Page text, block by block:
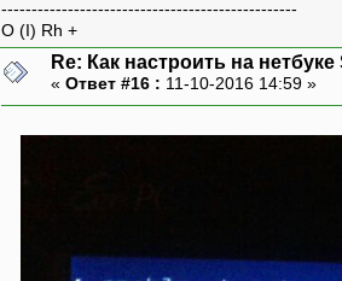
-------------------------------------------------
O (I) Rh +
Re: Как настроить на
« Ответ #16 : 11-10-2016 14:59 »